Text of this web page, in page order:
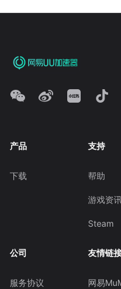
产品
下载
支持
帮助
游戏资
Steam
公司
服务协议
友情链
网易